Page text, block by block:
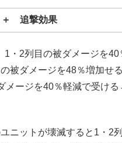
＋ 追撃効果
1・2列目の被ダメージを40
被ダメージを48％増加せ
メージを40％軽減で受け
ニットが壊滅すると1・2